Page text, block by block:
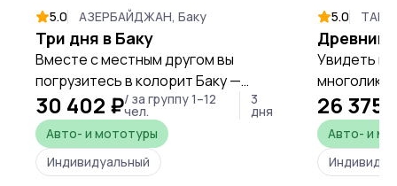
5.0 АЗЕРБАЙДЖАН, Баку
Три дня в Баку
Вместе с местным другом вы
погрузитесь в колорит Баку —
увидите историческую часть
столицы Азербайджана,
рассмотрите современные
мировые шедевры архитектуры, а
30 402 ₽/ за группу 1–12
чел.
3
дня
Авто- и мототуры
Индивидуальный
5.0
Увидеть
один день.
26 375
Авто- и